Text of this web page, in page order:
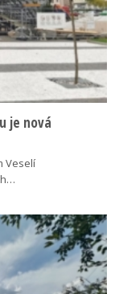
je nová
Veselí